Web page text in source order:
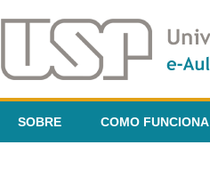
SOBRE COMO FUNCIONA